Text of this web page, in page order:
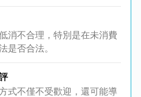
消不合理，特別是在未消費
是否合法。
式不僅不受歡迎，還可能導